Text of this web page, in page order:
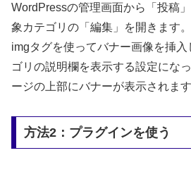
WordPressの管理画面から「投稿
象カテゴリの「編集」を開きます
imgタグを使ってバナー画像を挿
ゴリの説明欄を表示する設定にな
ージの上部にバナーが表示されます
方法2：プラグインを使う